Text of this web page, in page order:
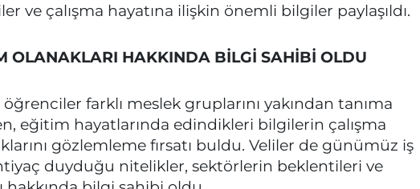
ve çalışma hayatına ilişkin önemli bilgiler paylaşıldı.
OLANAKLARI HAKKINDA BİLGİ SAHİBİ OLDU
öğrenciler farklı meslek gruplarını yakından tanıma
eğitim hayatlarında edindikleri bilgilerin çalışma
gözlemleme fırsatı buldu. Veliler de günümüz iş
duyduğu nitelikler, sektörlerin beklentileri ve